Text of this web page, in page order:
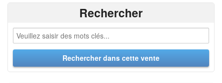
Rechercher